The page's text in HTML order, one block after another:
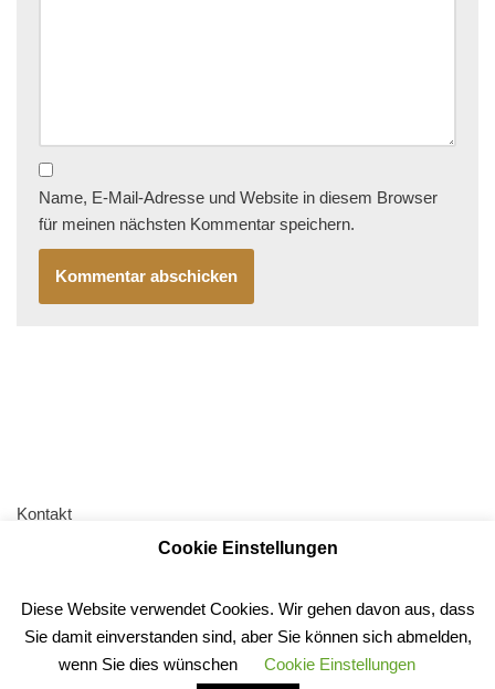
Name, E-Mail-Adresse und Website in diesem Browser
für meinen nächsten Kommentar speichern.
Kontakt
Datenschutz
Anfahrt
Cookie Einstellungen
Diese Website verwendet Cookies. Wir gehen davon aus, dass
Sie damit einverstanden sind, aber Sie können sich abmelden,
wenn Sie dies wünschen
Cookie Einstellungen